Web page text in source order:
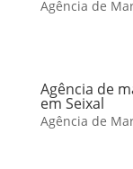
Agência de
Agência de
em Seixal
Agência de